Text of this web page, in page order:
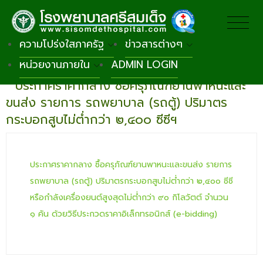
ความโปร่งใสภาครัฐ
ข่าวสารต่างๆ
หน่วยงานภายใน
ADMIN LOGIN
กลับหน้าหลัก
ประกาศราคากลาง ซื้อครุภัณฑ์ยานพาหนะและ
ขนส่ง รายการ รถพยาบาล (รถตู้) ปริมาตร
กระบอกสูบไม่ต่ำกว่า ๒,๔๐๐ ซีซีฯ
ประกาศราคากลาง ซื้อครุภัณฑ์ยานพาหนะและขนส่ง รายการ
รถพยาบาล (รถตู้) ปริมาตรกระบอกสูบไม่ต่ำกว่า ๒,๔๐๐ ซีซี
หรือกำลังเครื่องยนต์สูงสุดไม่ต่ำกว่า ๙๐ กิโลวัตต์ จำนวน
๑ คัน ด้วยวิธีประกวดราคาอิเล็กทรอนิกส์ (e-bidding)